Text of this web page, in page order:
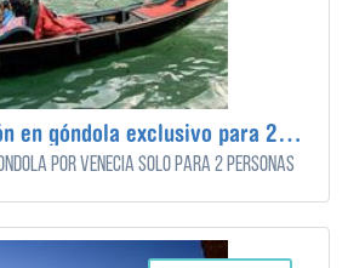
Venecia excursión en góndola exclusivo para 2 personas
por Venecia sólo para 2 personas